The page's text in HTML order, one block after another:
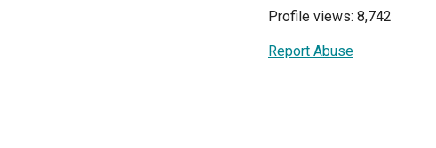
Profile views: 8,742
Report Abuse